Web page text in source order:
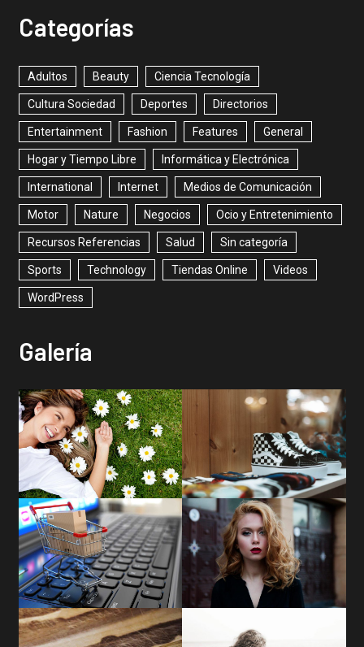
Categorías
Adultos Beauty Ciencia Tecnología
Cultura Sociedad Deportes Directorios
Entertainment Fashion Features General
Hogar y Tiempo Libre Informática y Electrónica
International Internet Medios de Comunicación
Motor Nature Negocios Ocio y Entretenimiento
Recursos Referencias Salud Sin categoría
Sports Technology Tiendas Online Videos
WordPress
Galería